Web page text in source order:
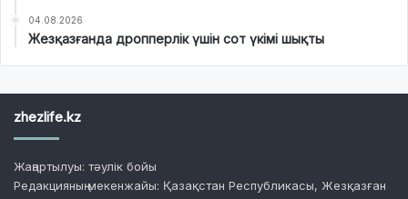
04.08.2026
Жезқазғанда дропперлік үшін сот үкімі шықты
zhezlife.kz
Жаңартылуы: тәулік бойы
Редакцияның мекенжайы: Қазақстан Республикасы, Жезқазған